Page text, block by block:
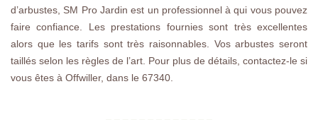
d’arbustes, SM Pro Jardin est un professionnel à qui vous pouvez
faire confiance. Les prestations fournies sont très excellentes
alors que les tarifs sont très raisonnables. Vos arbustes seront
taillés selon les règles de l’art. Pour plus de détails, contactez-le si
vous êtes à Offwiller, dans le 67340.